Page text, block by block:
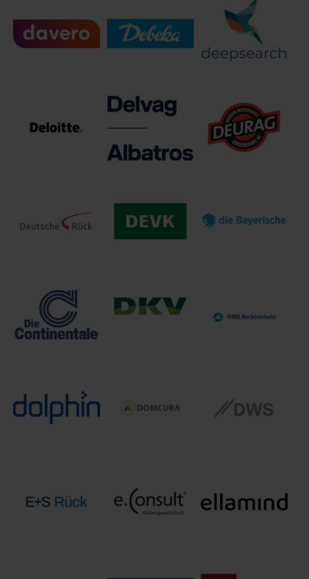
DA Deutsche
Allgemeine
Versicherung AG
DATAGROUP
Business
Solutions GmbH
DATEV e.G.
GmbH
Deepsearch
GmbH
Deloitte GmbH Delvag | Albatros Rechtsschutz-
Versicherung AG
Deutsche
Rückversicherung
AG
DEVK
Versicherungen
Die Continentale Krankenversicherung
AG
Rechtsschutz-
Versicherung AG
Technologies
GmbH
DOMCURA AG International
GmbH